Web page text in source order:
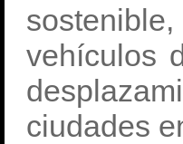
vehículos
ciudades